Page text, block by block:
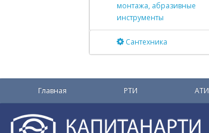
монтажа, абразивные
инструменты
Сантехника
Главная РТИ АТИ